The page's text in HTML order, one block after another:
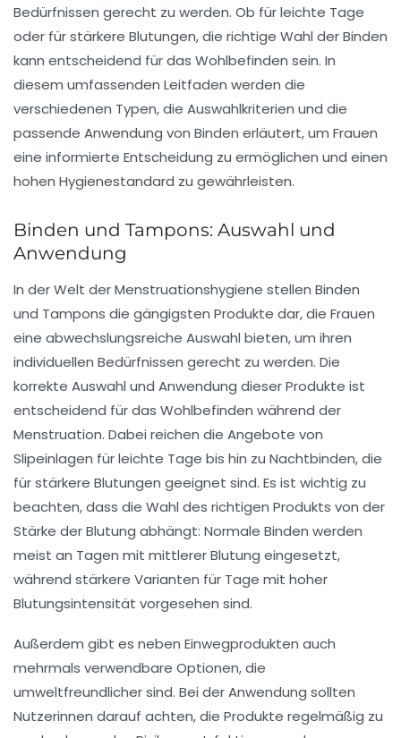
Bedürfnissen gerecht zu werden. Ob für leichte Tage
oder für stärkere Blutungen, die richtige Wahl derBinden
kann entscheidend für das Wohlbefinden sein. In
diesem umfassenden Leitfaden werden die
verschiedenen Typen, die Auswahlkriterien und die
passende Anwendung von Binden erläutert, um Frauen
eine informierte Entscheidung zu ermöglichen und einen
hohen Hygienestandard zu gewährleisten.
Binden und Tampons: Auswahl und
Anwendung
In der Welt derMenstruationshygiene stellen Binden
und Tampons die gängigsten Produkte dar, die Frauen
eine abwechslungsreiche Auswahl bieten, um ihren
individuellen Bedürfnissen gerecht zu werden. Die
korrekte Auswahl und Anwendung dieser Produkte ist
entscheidend für das Wohlbefinden während der
Menstruation. Dabei reichen die Angebote von
Slipeinlagen für leichte Tage bis hin zu Nachtbinden, die
für stärkere Blutungen geeignet sind. Es ist wichtig zu
beachten, dass die Wahl des richtigen Produkts von der
Stärke der Blutung abhängt: Normale Binden werden
meist an Tagen mit mittlerer Blutung eingesetzt,
während stärkere Varianten für Tage mit hoher
Blutungsintensität vorgesehen sind.
Außerdem gibt es neben Einwegprodukten auch
mehrmals verwendbare Optionen, die
umweltfreundlicher sind. Bei der Anwendung sollten
Nutzerinnen darauf achten, die Produkte regelmäßig zu